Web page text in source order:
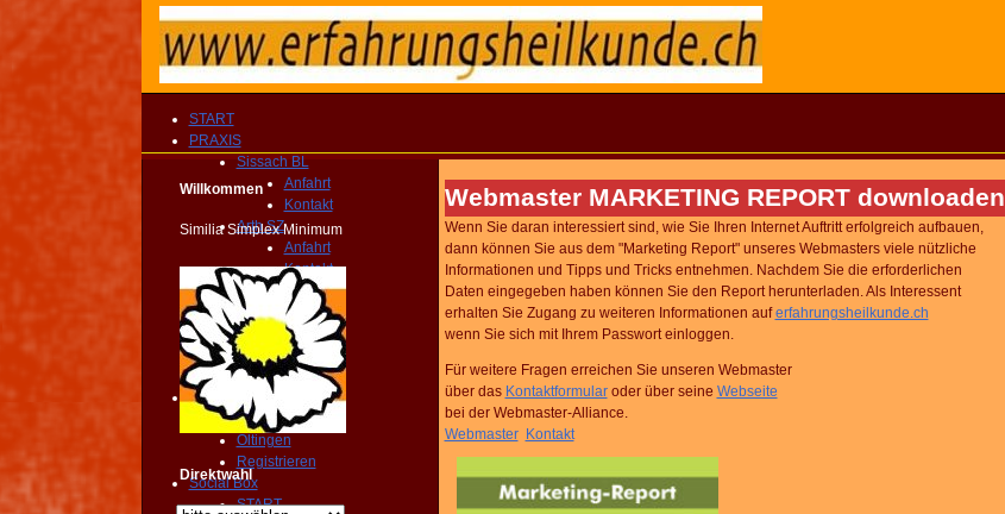
START
PRAXIS
Sissach BL
Anfahrt
Kontakt
Arth SZ
Anfahrt
Kontakt
Fragebogen
Kompendium
Homeocard
Broschüre
KONTAKT
Privat
Anfrage
Oltingen
Registrieren
Social Box
START
Willkommen
Similia Simplex Minimum
Direktwahl
Webmaster MARKETING REPORT downloaden
Wenn Sie daran interessiert sind, wie Sie Ihren Internet Auftritt erfolgreich aufbauen,
dann können Sie aus dem "Marketing Report" unseres Webmasters viele nützliche
Informationen und Tipps und Tricks entnehmen. Nachdem Sie die erforderlichen
Daten eingegeben haben können Sie den Report herunterladen. Als Interessent
erhalten Sie Zugang zu weiteren Informationen auferfahrungsheilkunde.ch
wenn Sie sich mit Ihrem Passwort einloggen.
Für weitere Fragen erreichen Sie unseren Webmaster
über das Kontaktformularoder über seine Webseite
bei der Webmaster-Alliance.
Webmaster
Kontakt